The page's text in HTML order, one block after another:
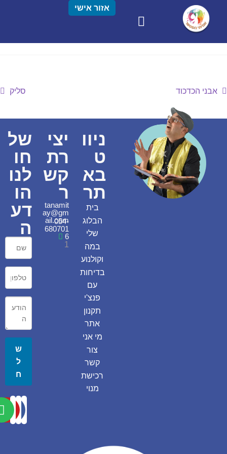
אזור אישי
אבני הכדכוד סליק
ניוו
ט
בא
תר
בית
הבלוג
שלי
במה
וקולנוע
בדיחות
עם
פנצ'י
תקנון
אתר
מי אני
צור
קשר
רכישת
מנוי
יצי
רת
קש
ר
tanamit
ay@gm
ail.com
054-
680701
6
1
של
חו
לנו
הו
דע
ה
ש
ל
ח